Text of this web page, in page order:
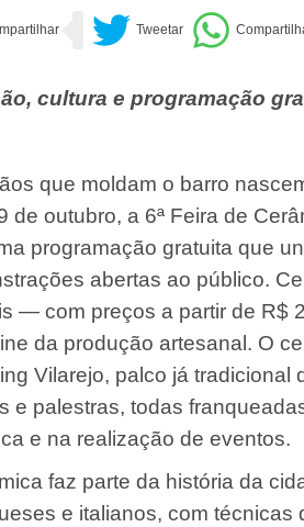
cultura e programação
que moldam o barro
de outubro, a 6ª Feira de
programação gratuita que
abertas ao público.
— com preços a partir de R$
da produção artesanal. O
Vilarejo, palco já tradicional
e palestras, todas
e na realização de eventos.
faz parte da história da
e italianos, com técnicas